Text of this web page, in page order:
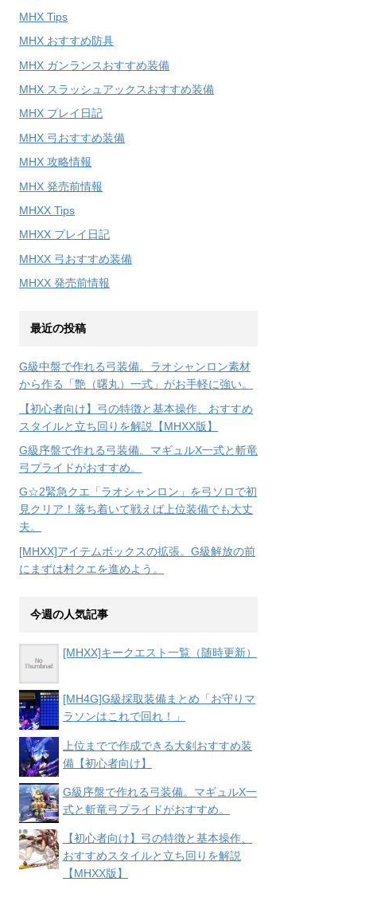
MHX Tips
MHX おすすめ防具
MHX ガンランスおすすめ装備
MHX スラッシュアックスおすすめ装備
MHX プレイ日記
MHX 弓おすすめ装備
MHX 攻略情報
MHX 発売前情報
MHXX Tips
MHXX プレイ日記
MHXX 弓おすすめ装備
MHXX 発売前情報
最近の投稿
G級中盤で作れる弓装備。ラオシャンロン素材
から作る「艶（曙丸）一式」がお手軽に強い。
【初心者向け】弓の特徴と基本操作、おすすめ
スタイルと立ち回りを解説【MHXX版】
G級序盤で作れる弓装備。マギュルX一式と斬竜
弓プライドがおすすめ。
G☆2緊急クエ「ラオシャンロン」を弓ソロで初
見クリア！落ち着いて戦えば上位装備でも大丈
夫。
[MHXX]アイテムボックスの拡張。G級解放の前
にまずは村クエを進めよう。
今週の人気記事
[MHXX]キークエスト一覧（随時更新）
[MH4G]G級採取装備まとめ「お守りマ
ラソンはこれで回れ！」
上位までで作成できる大剣おすすめ装
備【初心者向け】
G級序盤で作れる弓装備。マギュルX一
式と斬竜弓プライドがおすすめ。
【初心者向け】弓の特徴と基本操作、
おすすめスタイルと立ち回りを解説
【MHXX版】